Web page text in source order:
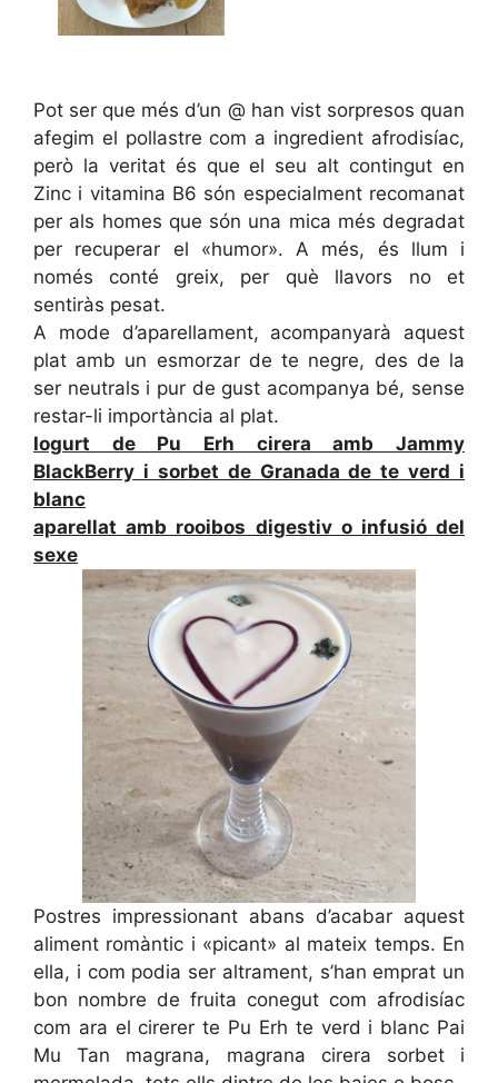
Pot ser que més d’un @ han vist sorpresos quan
afegim el pollastre com a ingredient afrodisíac,
però la veritat és que el seu alt contingut en
Zinc i vitamina B6 són especialment recomanat
per als homes que són una mica més degradat
per recuperar el «humor». A més, és llum i
només conté greix, per què llavors no et
sentiràs pesat.
A mode d’aparellament, acompanyarà aquest
plat amb un esmorzar de te negre, des de la
ser neutrals i pur de gust acompanya bé, sense
restar-li importància al plat.
Iogurt de Pu Erh cirera amb Jammy
BlackBerry i sorbet de Granada de te verd i
blanc
aparellat amb rooibos digestiv o infusió del
sexe
Postres impressionant abans d’acabar aquest
aliment romàntic i «picant» al mateix temps. En
ella, i com podia ser altrament, s’han emprat un
bon nombre de fruita conegut com afrodisíac
com ara el cirerer te Pu Erh te verd i blanc Pai
Mu Tan magrana, magrana cirera sorbet i